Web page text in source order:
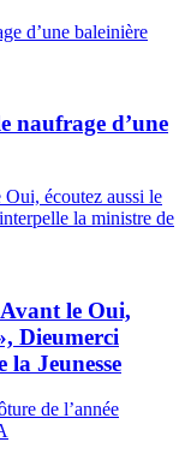
naufrage d’une
le Oui,
Dieumerci
Jeunesse